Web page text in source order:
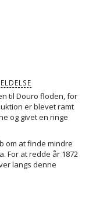
til Douro floden, for
er blevet ramt
og givet en ringe
om at finde mindre
For at redde år 1872
langs denne